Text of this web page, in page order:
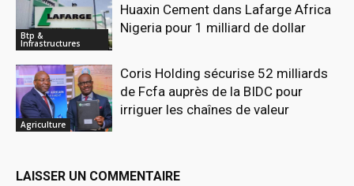
Btp &
Infrastructures
Huaxin Cement dans Lafarge Africa
Nigeria pour 1 milliard de dollar
Agriculture
Coris Holding sécurise 52 milliards
de Fcfa auprès de la BIDC pour
irriguer les chaînes de valeur
LAISSER UN COMMENTAIRE